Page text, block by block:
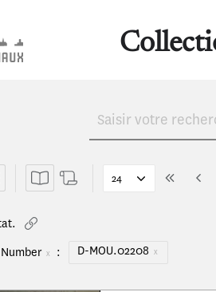
.
X : D-MOU.02208 X